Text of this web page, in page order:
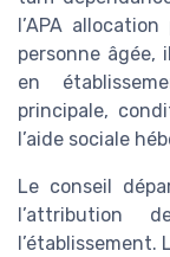
l’APA
personne
en
principale,
l’aide sociale
Le conseil
l’attribution